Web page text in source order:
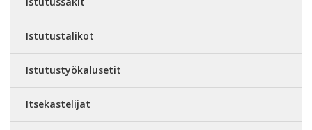
Istutustalikot
Istutustyökalusetit
Itsekastelijat